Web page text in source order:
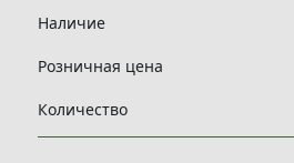
Наличие
Розничная цена
Количество